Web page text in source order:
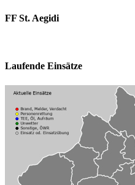
FF St. Aegidi
Laufende Einsätze